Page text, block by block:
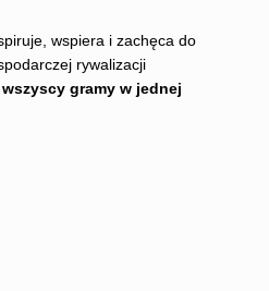
wspiera i zachęca do
rywalizacji
wszyscy gramy w jednej